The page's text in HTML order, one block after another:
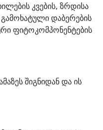
კვების, ზრდისა
დაბერების
ფიტოკომპონენტების
შიგნიდან და ის